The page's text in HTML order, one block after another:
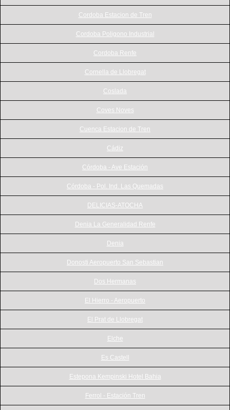
Cordoba Estacion de Tren
Cordoba Poligono Industrial
Cordoba Renfe
Cornella de Llobregat
Coslada
Coves Noves
Cuenca Estacion de Tren
Cádiz
Córdoba - Ave Estación
Córdoba - Pol. Ind. Las Quemadas
DELICIAS-ATOCHA
Denia La Generalidad Renfe
Denia
Donosti Aeropuerto San Sebastian
Dos Hermanas
El Hierro - Aeropuerto
El Prat de Llobregat
Elche
Es Castell
Estepona Kempinski Hotel Bahia
Ferrol - Estación Tren